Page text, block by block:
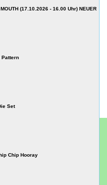
(17.10.2026 - 16.00 Uhr) NEUER
Pattern
Set
Chip Hooray